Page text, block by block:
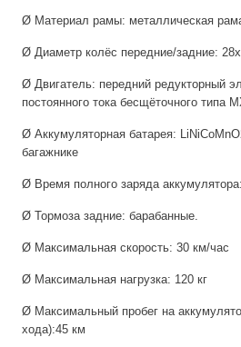
Ø Материал рамы: металлическая
Ø Диаметр колёс передние/задние:
Ø Двигатель: передний редукторный
постоянного тока бесщёточного типа
Ø Аккумуляторная батарея:
багажнике
Ø Время полного заряда
Ø Тормоза задние: барабанные.
Ø Максимальная скорость: 30 км/час
Ø Максимальная нагрузка: 120 кг
Ø Максимальный пробег на
хода):45 км